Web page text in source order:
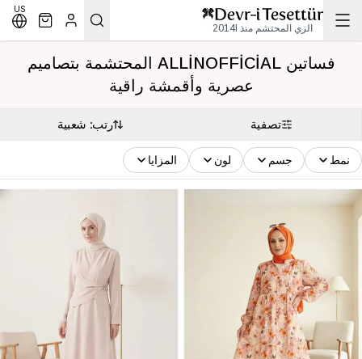
الزي المحتشم منذ 2014l
US
فساتين ALLİNOFFİCİAL المحتشمة بتصاميم
عصرية وأقمشة راقية
تصفية رتب: شعبية
نمط جسم لون المزايا